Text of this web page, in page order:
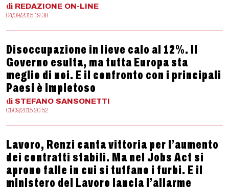
di REDAZIONE ON-LINE
04/09/2015 19:38
Disoccupazione in lieve calo al 12%. Il
Governo esulta, ma tutta Europa sta
meglio di noi. E il confronto con i principali
Paesi è impietoso
di STEFANO SANSONETTI
01/09/2015 20:52
Lavoro, Renzi canta vittoria per l’aumento
dei contratti stabili. Ma nel Jobs Act si
aprono falle in cui si tuffano i furbi. E il
ministero del Lavoro lancia l’allarme